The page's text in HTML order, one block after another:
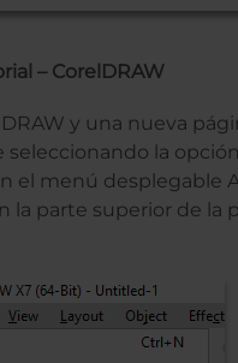
– CorelDRAW
y una nueva
seleccionando la
el menú desplegable
la parte superior de la